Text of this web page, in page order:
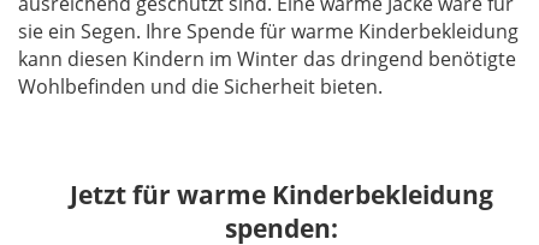
sie ein Segen. Ihre Spende für warme Kinderbekleidung
kann diesen Kindern im Winter das dringend benötigte
Wohlbefinden und die Sicherheit bieten.